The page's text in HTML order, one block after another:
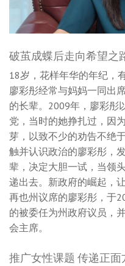
破茧成蝶后走向希望之
18岁，花样年华的年纪，
廖彩彤经常与妈妈一同出
的长辈。2009年，廖彩彤
党，当时的她挣扎过，因
芽，以致不少的劝告不绝
触并认识政治的廖彩彤，
辈，决定大胆一试，当领
递出去。新政府的崛起，
再也州议席的廖彩彤，于
的被委任为州政府议员，
会主席。
推广女性课题 传递正面